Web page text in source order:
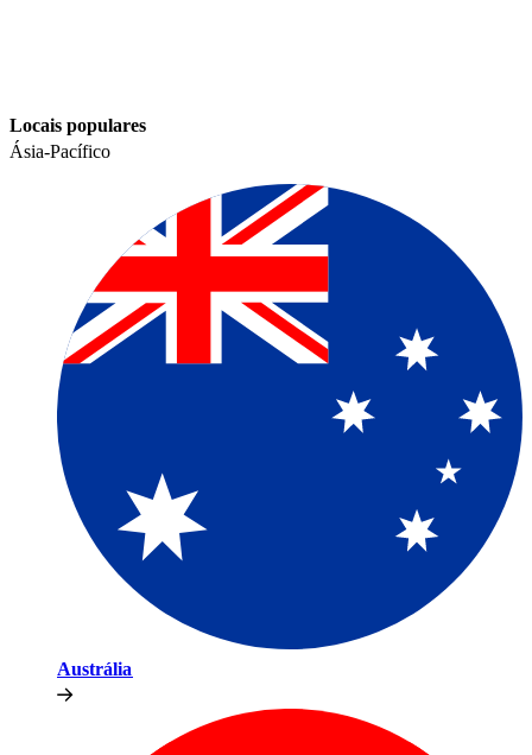
Locais populares​​
Ásia-Pacífico​​
Austrália​​